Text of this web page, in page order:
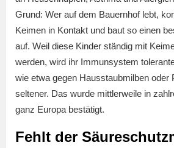
Grund: Wer auf dem Bauernhof lebt,
Keimen in Kontakt und baut so einen
auf. Weil diese Kinder ständig mit
werden, wird ihr Immunsystem
wie etwa gegen Hausstaubmilben oder
seltener. Das wurde mittlerweile in
ganz Europa bestätigt.
Fehlt der